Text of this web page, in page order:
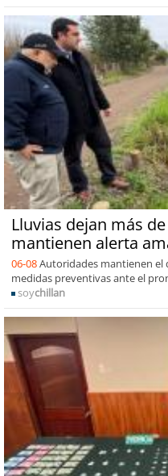
Lluvias dejan más
mantienen alerta
06-08Autoridades mantienen el
medidas preventivas ante el
soychillan